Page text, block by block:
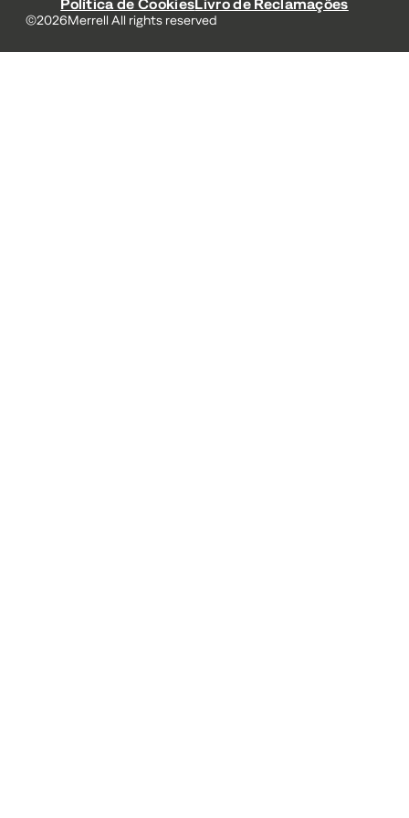
©2026Merrell All rights reserved